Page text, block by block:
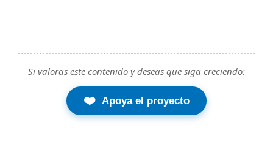
Si valoras este contenido y deseas que siga creciendo:
❤️ Apoya el proyecto